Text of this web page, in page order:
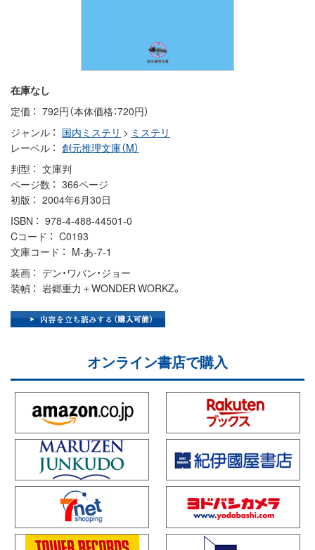
在庫なし
定価
792円（本体価格：720円）
ジャンル
国内ミステリ > ミステリ
レーベル
創元推理文庫（M）
判型
文庫判
ページ数
366ページ
初版
2004年6月30日
ISBN
978-4-488-44501-0
Cコード
C0193
文庫コード
M-あ-7-1
装画
デン・ワバン・ジョー
装幀
岩郷重力＋WONDER WORKZ。
オンライン書店で購入